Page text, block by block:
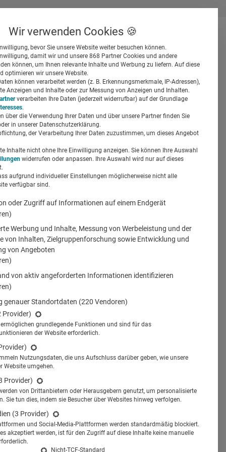
Suchen
Wir verwenden Cookies 🍪
bevor Sie unsere Website weiter besuchen können.
damit wir und unsere 868 Partner Cookies und andere
können, um Ihnen relevante Inhalte und Werbung zu liefern. Auf diese
optimieren wir unsere Website.
können verarbeitet werden (z. B. Erkennungsmerkmale, IP-Adressen),
Anzeigen und Inhalte oder zur Messung von Anzeigen und Inhalten.
verarbeiten Ihre Daten (jederzeit widerrufbar) auf der Grundlage
.
über die Verwendung Ihrer Daten und über unsere Partner finden Sie
in unserer Datenschutzerklärung.
der Verarbeitung Ihrer Daten zuzustimmen, um dieses Angebot
Inhalte nicht ohne Ihre Einwilligung anzeigen. Sie können Ihre Auswahl
widerrufen oder anpassen. Ihre Auswahl wird nur auf dieses
aufgrund individueller Einstellungen möglicherweise nicht alle
verfügbar sind.
oder Zugriff auf Informationen auf einem Endgerät
Werbung und Inhalte, Messung von Werbeleistung und der
von Inhalten, Zielgruppenforschung sowie Entwicklung und
von Angeboten
von aktiv angeforderten Informationen identifizieren
genauer Standortdaten (220 Vendoren)
Provider)
ermöglichen grundlegende Funktionen und sind für das
der Website erforderlich.
Nutzungsdaten, die uns Aufschluss darüber geben, wie unsere
Website umgehen.
Provider)
von Drittanbietern oder Herausgebern genutzt, um personalisierte
Sie tun dies, indem sie Besucher über Websites hinweg verfolgen.
(3 Provider)
und Social-Media-Plattformen werden standardmäßig blockiert.
akzeptiert werden, ist für den Zugriff auf diese Inhalte keine manuelle
Nicht-TCF-Standard